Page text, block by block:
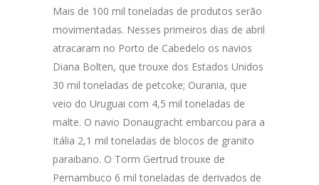
Mais de 100 mil toneladas de produtos serão
movimentadas. Nesses primeiros dias de abril
atracaram no Porto de Cabedelo os navios
Diana Bolten, que trouxe dos Estados Unidos
30 mil toneladas de petcoke; Ourania, que
veio do Uruguai com 4,5 mil toneladas de
malte. O navio Donaugracht embarcou para a
Itália 2,1 mil toneladas de blocos de granito
paraibano. O Torm Gertrud trouxe de
Pernambuco 6 mil toneladas de derivados de